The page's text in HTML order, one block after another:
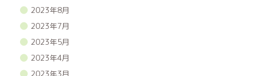
2023年8月
2023年7月
2023年5月
2023年4月
2023年3月